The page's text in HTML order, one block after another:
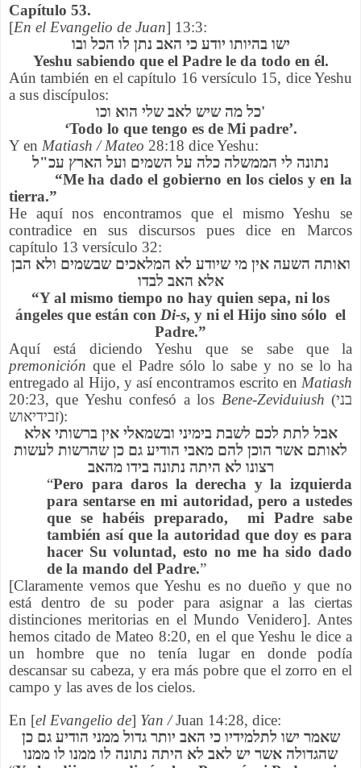
Capítulo 53.
[En el Evangelio de Juan] 13:3:
ישו בהיותו יודע כי האב נתן לו הכל ובו
Yeshu sabiendo que el Padre le da todo en él.
Aún también en el capítulo 16 versículo 15, dice Yeshu
a sus discípulos:
כל מה שיש לאב שלי הוא וכו'
‘Todo lo que tengo es de Mi padre’.
Y en Matiash / Mateo 28:18 dice Yeshu:
נתונה לי הממשלה כלה על השמים ועל הארץ עכ"ל
“Me ha dado el gobierno en los cielos y en la
tierra.”
He aquí nos encontramos que el mismo Yeshu se
contradice en sus discursos pues dice en Marcos
capítulo 13 versículo 32:
ואותה השעה אין מי שיודע לא המלאכים שבשמים ולא הבן
אלא האב לבדו
“Y al mismo tiempo no hay quien sepa, ni los
ángeles que están con Di-s, y ni el Hijo sino sólo el
Padre.”
Aquí está diciendo Yeshu que se sabe que la
premonición que el Padre sólo lo sabe y no se lo ha
entregado al Hijo, y así encontramos escrito en Matiash
20:23, que Yeshu confesó a los Bene-Zeviduiush(בני
זבידיאוש):
אבל לתת לכם לשבת בימיני ובשמאלי אין ברשותי אלא
לאותם אשר הוכן להם מאבי הודיע גם כן שהרשות לעשות
רצונו לא היתה נתונה בידו מהאב
“Pero para daros la derecha y la izquierda
para sentarse en mi autoridad, pero a ustedes
que se habéis preparado, mi Padre sabe
también así que la autoridad que doy es para
hacer Su voluntad, esto no me ha sido dado
de la mando del Padre.”
[Claramente vemos que Yeshu es no dueño y que no
está dentro de su poder para asignar a las ciertas
distinciones meritorias en el Mundo Venidero]. Antes
hemos citado de Mateo 8:20, en el que Yeshu le dice a
un hombre que no tenía lugar en donde podía
descansar su cabeza, y era más pobre que el zorro en el
campo y las aves de los cielos.
En [el Evangelio de] Yan /Juan 14:28, dice:
שאמר ישו לתלמידיו כי האב יותר גדול ממני הודיע גם כן
שהגדולה אשר יש לאב לא היתה נתונה לו ממנו לו ממנו